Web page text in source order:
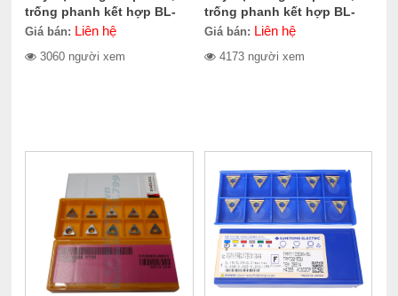
trống phanh kết hợp BL-
711LD
Giá bán: Liên hệ
3060 người xem
trống phanh kết hợp BL-
580LD
Giá bán: Liên hệ
4173 người xem